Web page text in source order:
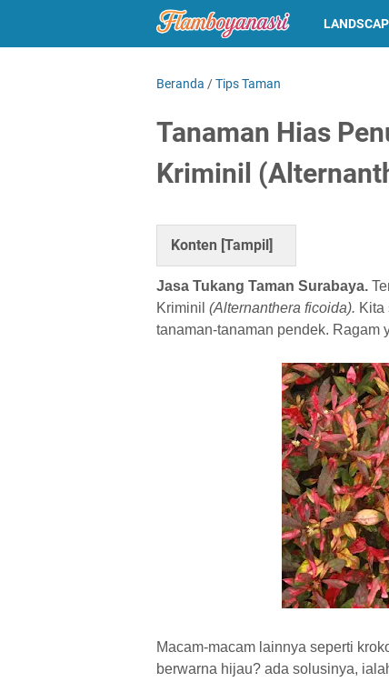
Beranda /Tips Taman
Tanaman Hias
Kriminil
Konten [Tampil]
Jasa Tukang Taman Surabaya.
Kriminil (Alternanthera ficoida). Kita
tanaman-tanaman pendek. Ragam
Macam-macam lainnya seperti
berwarna hijau? ada solusinya,